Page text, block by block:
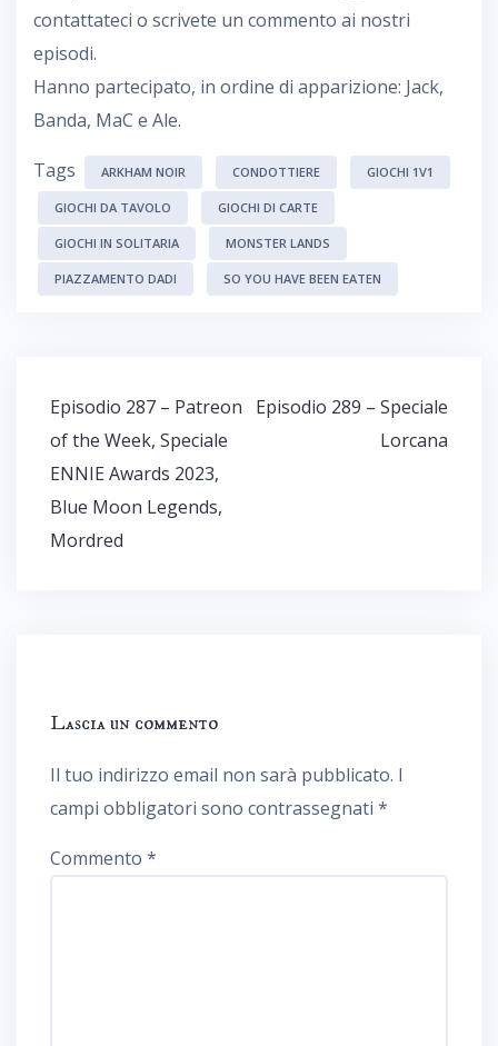
contattateci o scrivete un commento ai nostri
episodi.
Hanno partecipato, in ordine di apparizione: Jack,
Banda, MaC e Ale.
Tags ARKHAM NOIR CONDOTTIERE GIOCHI 1V1
GIOCHI DA TAVOLO GIOCHI DI CARTE
GIOCHI IN SOLITARIA MONSTER LANDS
PIAZZAMENTO DADI SO YOU HAVE BEEN EATEN
Navigazione
articoli
Episodio 287 – Patreon
of the Week, Speciale
ENNIE Awards 2023,
Blue Moon Legends,
Mordred
Episodio 289 – Speciale
Lorcana
Lascia un commento
Il tuo indirizzo email non sarà pubblicato. I
campi obbligatori sono contrassegnati *
Commento *